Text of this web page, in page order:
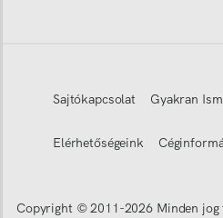
Sajtókapcsolat Gyakran
Elérhetőségeink
Copyright © 2011-2026 Minden